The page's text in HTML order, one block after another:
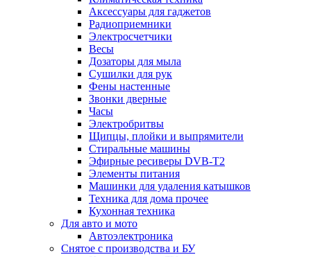
Аксессуары для гаджетов
Радиоприемники
Электросчетчики
Весы
Дозаторы для мыла
Сушилки для рук
Фены настенные
Звонки дверные
Часы
Электробритвы
Щипцы, плойки и выпрямители
Стиральные машины
Эфирные ресиверы DVB-T2
Элементы питания
Машинки для удаления катышков
Техника для дома прочее
Кухонная техника
Для авто и мото
Автоэлектроника
Снятое с производства и БУ